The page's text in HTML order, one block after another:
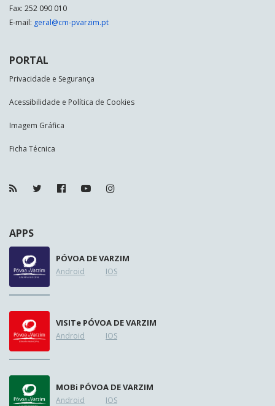
Fax: 252 090 010
E-mail: geral@cm-pvarzim.pt
PORTAL
Privacidade e Segurança
Acessibilidade e Política de Cookies
Imagem Gráfica
Ficha Técnica
APPS
PÓVOA DE VARZIM
Android IOS
VISITe PÓVOA DE VARZIM
Android IOS
MOBi PÓVOA DE VARZIM
Android IOS